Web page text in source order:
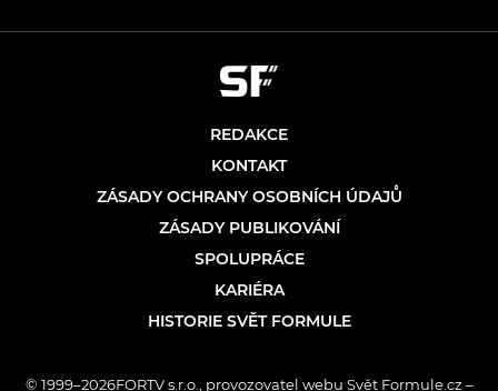
REDAKCE
KONTAKT
ZÁSADY OCHRANY OSOBNÍCH ÚDAJŮ
ZÁSADY PUBLIKOVÁNÍ
SPOLUPRÁCE
KARIÉRA
HISTORIE SVĚT FORMULE
© 1999–2026FORTV s.r.o., provozovatel webu Svět Formule.cz –